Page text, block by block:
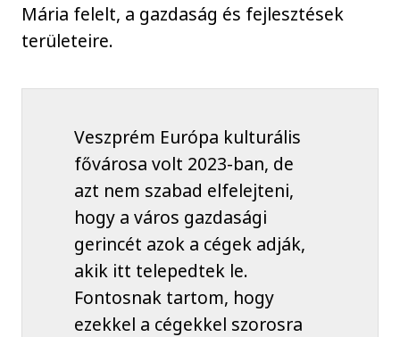
Mária felelt, a gazdaság és fejlesztések
területeire.
Veszprém Európa kulturális
fővárosa volt 2023-ban, de
azt nem szabad elfelejteni,
hogy a város gazdasági
gerincét azok a cégek adják,
akik itt telepedtek le.
Fontosnak tartom, hogy
ezekkel a cégekkel szorosra